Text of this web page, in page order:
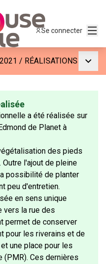
Se connecter
/ RÉALISATIONS
a été réalisée sur
de Planet à
des pieds
l'ajout de pleine
possibilité de planter
peu d'entretien.
en sens unique
vers la rue des
permet de conserver
pour les riverains et de
une place pour les
Ces dernières